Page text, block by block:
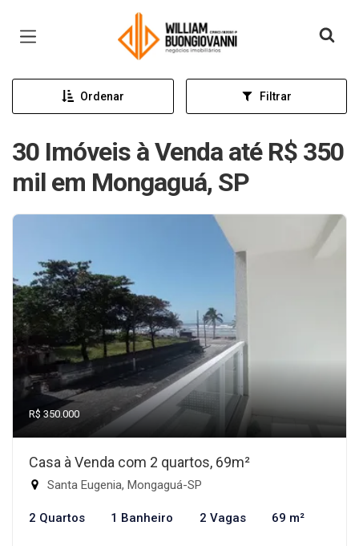
Página inicial
Ordenar Filtrar
30 Imóveis à Venda até R$ 350
mil em Mongaguá, SP
R$ 350.000
Casa à Venda com 2 quartos, 69m²
Santa Eugenia, Mongaguá-SP
2 Quartos 1 Banheiro 2 Vagas 69 m²